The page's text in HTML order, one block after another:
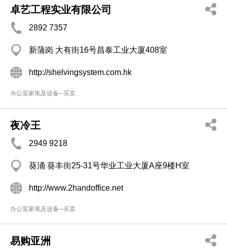
卓艺工程实业有限公司
2892 7357
新蒲岗 大有街16号昌泰工业大厦408室
http://shelvingsystem.com.hk
办公室家俬及设备─买卖
夜冷王
2949 9218
葵涌 葵丰街25-31号华业工业大厦A座9楼H室
http://www.2handoffice.net
办公室家俬及设备─买卖
易购亚洲